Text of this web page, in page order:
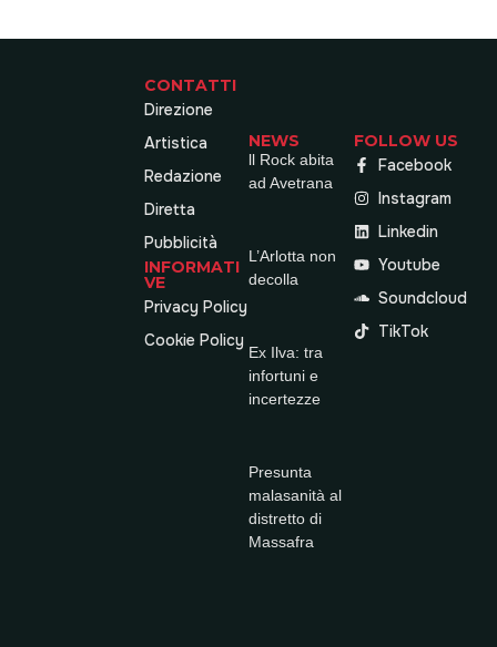
CONTATTI
Direzione
Artistica
Redazione
Diretta
Pubblicità
INFORMATI
VE
Privacy Policy
Cookie Policy
NEWS
ll Rock abita
ad Avetrana
L’Arlotta non
decolla
Ex Ilva: tra
infortuni e
incertezze
Presunta
malasanità al
distretto di
Massafra
FOLLOW US
Facebook
Instagram
Linkedin
Youtube
Soundcloud
TikTok